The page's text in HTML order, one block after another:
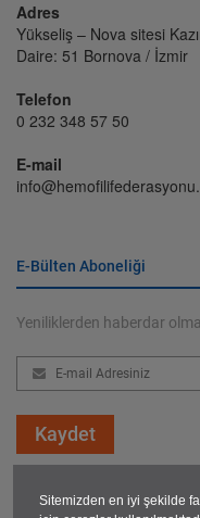
Sitemizden en iyi şekilde
Adres
Yükseliş – Nova sitesi
Daire: 51 Bornova / İzmir
Telefon
0 232 348 57 50
E-mail
E-Bülten Aboneliği
Yeniliklerden haberdar
Kaydet